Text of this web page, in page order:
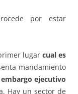
por estar
lugar cual es
mandamiento
ejecutivo
Hay un sector de